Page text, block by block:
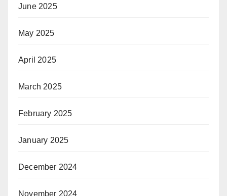
June 2025
May 2025
April 2025
March 2025
February 2025
January 2025
December 2024
November 2024